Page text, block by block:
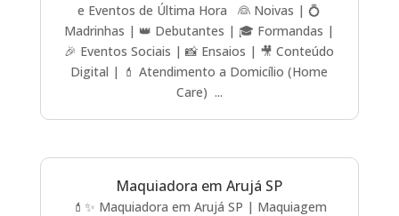
e Eventos de Última Hora 👰 Noivas | 💍
Madrinhas | 👑 Debutantes | 🎓 Formandas |
🎉 Eventos Sociais | 📸 Ensaios | 🎥 Conteúdo
Digital | 💄 Atendimento a Domicílio (Home
Care) ...
Maquiadora em Arujá SP
💄✨ Maquiadora em Arujá SP | Maquiagem